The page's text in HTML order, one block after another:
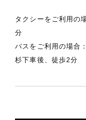
タクシーをご利用の
分
バスをご利用の場合
杉下車後、徒歩2分